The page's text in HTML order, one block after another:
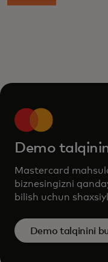
Demo
Mastercard
biznesingizni
bilish uchun
Demo talqinini